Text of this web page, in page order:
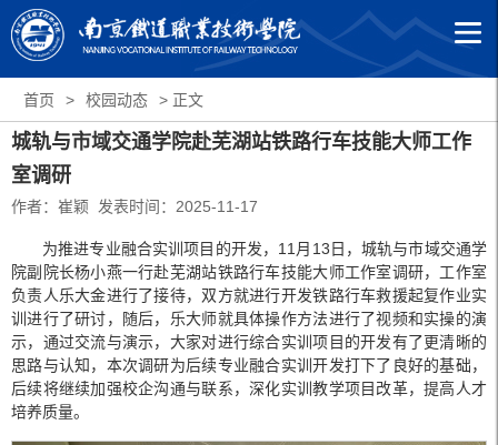
首页 > 校园动态 > 正文
城轨与市域交通学院赴芜湖站铁路行车技能大师工作
室调研
作者：崔颖 发表时间：2025-11-17
为推进专业融合实训项目的开发，11月13日，城轨与市域交通学
院副院长杨小燕一行赴芜湖站铁路行车技能大师工作室调研，工作室
负责人乐大金进行了接待，双方就进行开发铁路行车救援起复作业实
训进行了研讨，随后，乐大师就具体操作方法进行了视频和实操的演
示，通过交流与演示，大家对进行综合实训项目的开发有了更清晰的
思路与认知，本次调研为后续专业融合实训开发打下了良好的基础，
后续将继续加强校企沟通与联系，深化实训教学项目改革，提高人才
培养质量。